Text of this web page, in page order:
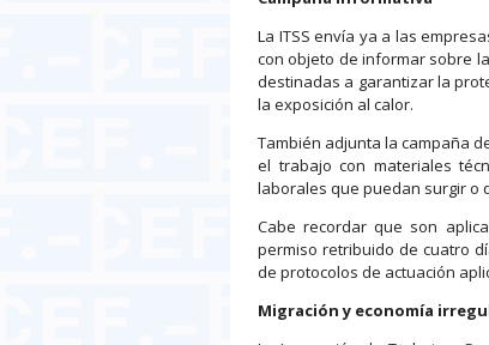
La ITSS envía ya a las
con objeto de informar sobre
destinadas a garantizar la
la exposición al calor.
También adjunta la campaña
el trabajo con materiales
laborales que puedan surgir o
Cabe recordar que son
permiso retribuido de cuatro
de protocolos de actuación
Migración y economía